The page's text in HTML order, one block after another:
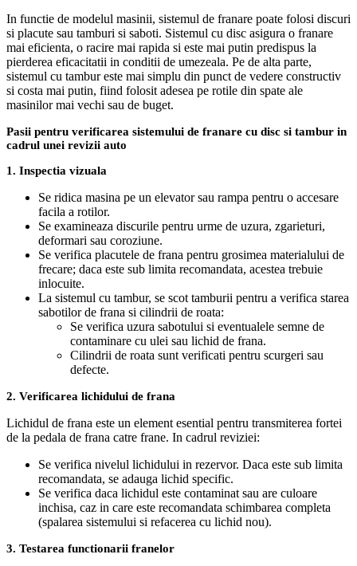
In functie de modelul masinii, sistemul de franare poate folosi discuri
si placute sau tamburi si saboti. Sistemul cu disc asigura o franare
mai eficienta, o racire mai rapida si este mai putin predispus la
pierderea eficacitatii in conditii de umezeala. Pe de alta parte,
sistemul cu tambur este mai simplu din punct de vedere constructiv
si costa mai putin, fiind folosit adesea pe rotile din spate ale
masinilor mai vechi sau de buget.
Pasii pentru verificarea sistemului de franare cu disc si tambur in
cadrul unei revizii auto
1. Inspectia vizuala
Se ridica masina pe un elevator sau rampa pentru o accesare
facila a rotilor.
Se examineaza discurile pentru urme de uzura, zgarieturi,
deformari sau coroziune.
Se verifica placutele de frana pentru grosimea materialului de
frecare; daca este sub limita recomandata, acestea trebuie
inlocuite.
La sistemul cu tambur, se scot tamburii pentru a verifica starea
sabotilor de frana si cilindrii de roata:
Se verifica uzura sabotului si eventualele semne de
contaminare cu ulei sau lichid de frana.
Cilindrii de roata sunt verificati pentru scurgeri sau
defecte.
2. Verificarea lichidului de frana
Lichidul de frana este un element esential pentru transmiterea fortei
de la pedala de frana catre frane. In cadrul reviziei:
Se verifica nivelul lichidului in rezervor. Daca este sub limita
recomandata, se adauga lichid specific.
Se verifica daca lichidul este contaminat sau are culoare
inchisa, caz in care este recomandata schimbarea completa
(spalarea sistemului si refacerea cu lichid nou).
3. Testarea functionarii franelor